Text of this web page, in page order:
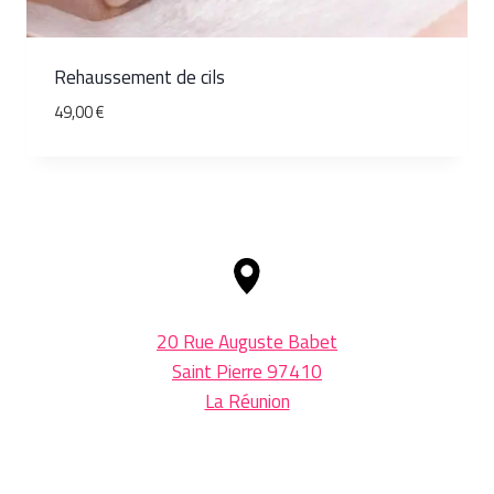
Rehaussement de cils
49,00€
20 Rue Auguste Babet
Saint Pierre 97410
La Réunion